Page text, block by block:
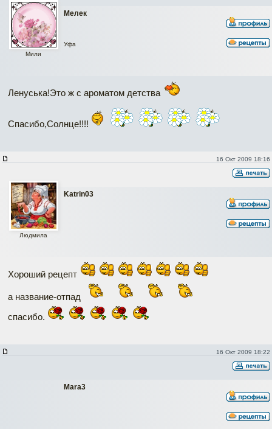
Мелек
Мили
Уфа
Ленуська!Это ж с ароматом детства
Спасибо,Солнце!!!!
16 Окт 2009 18:16
Katrin03
Людмила
Хороший рецепт
а название-отпад
спасибо.
16 Окт 2009 18:22
Mara3